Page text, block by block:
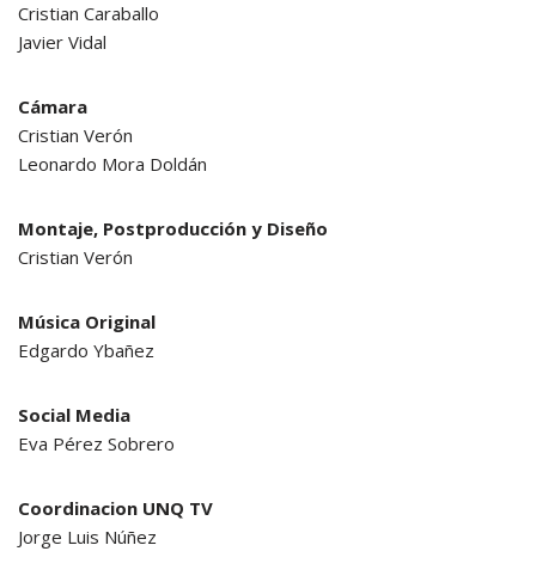
Cristian Caraballo
Javier Vidal
Cámara
Cristian Verón
Leonardo Mora Doldán
Montaje, Postproducción y Diseño
Cristian Verón
Música Original
Edgardo Ybañez
Social Media
Eva Pérez Sobrero
Coordinacion UNQ TV
Jorge Luis Núñez